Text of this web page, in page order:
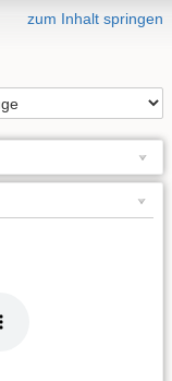
zum Inhalt springen